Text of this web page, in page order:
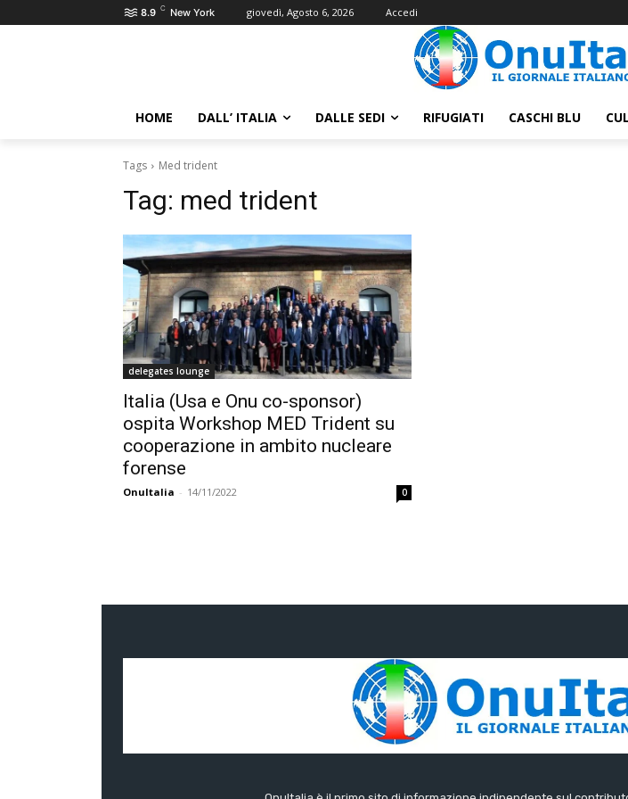
8.9 C New York giovedì, Agosto 6, 2026 Accedi
HOME DALL’ ITALIA DALLE SEDI RIFUGIATI CASCHI BLU
Tags Med trident
Tag: med trident
delegates lounge
Italia (Usa e Onu co-sponsor)
ospita Workshop MED Trident su
cooperazione in ambito nucleare
forense
OnuItalia - 14/11/2022 0